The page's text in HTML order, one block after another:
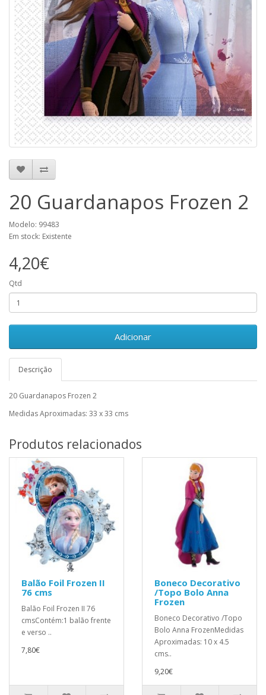
20 Guardanapos Frozen 2
Modelo: 99483
Em stock: Existente
4,20€
Qtd
Adicionar
Descrição
20 Guardanapos Frozen 2
Medidas Aproximadas: 33 x 33 cms
Produtos relacionados
Balão Foil Frozen II
76 cms
Balão Foil Frozen II 76
cmsContém:1 balão frente
e verso ..
7,80€
Boneco Decorativo
/Topo Bolo Anna
Frozen
Boneco Decorativo /Topo
Bolo Anna FrozenMedidas
Aproximadas: 10 x 4.5
cms..
9,20€